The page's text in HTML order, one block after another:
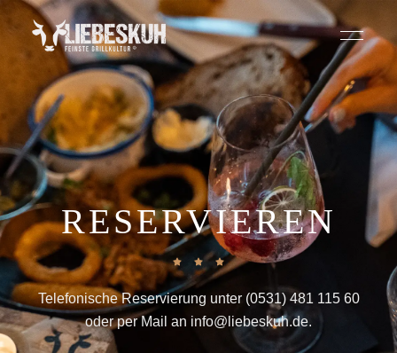
RESERVIEREN
Telefonische Reservierung unter (0531) 481 115 60
oder per Mail an info@liebeskuh.de.